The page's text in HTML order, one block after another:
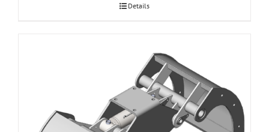
Details